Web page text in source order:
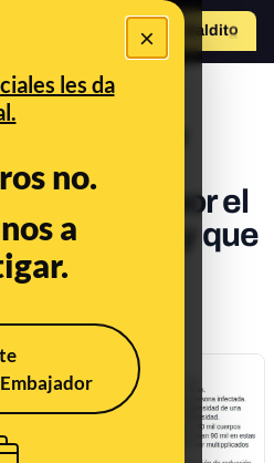
×
les da
no.
a
Hazte Maldito
cadena que
que el
liberado por el
Chino" y que
VIH y